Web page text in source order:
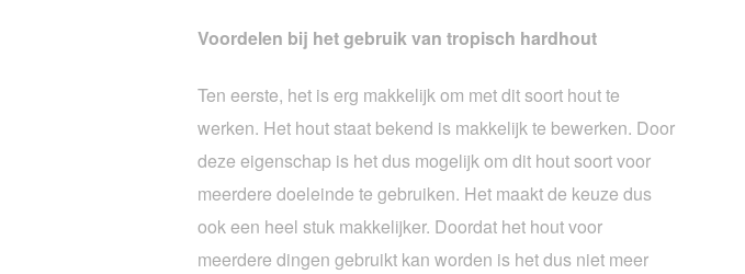
Voordelen bij het gebruik van tropisch hardhout
Ten eerste, het is erg makkelijk om met dit soort hout te
werken. Het hout staat bekend is makkelijk te bewerken. Door
deze eigenschap is het dus mogelijk om dit hout soort voor
meerdere doeleinde te gebruiken. Het maakt de keuze dus
ook een heel stuk makkelijker. Doordat het hout voor
meerdere dingen gebruikt kan worden is het dus niet meer